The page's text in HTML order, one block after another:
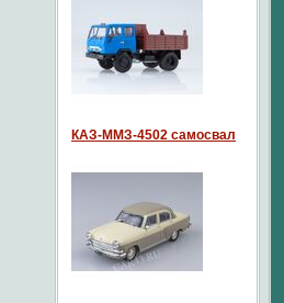
КАЗ-ММЗ-4502 самосвал